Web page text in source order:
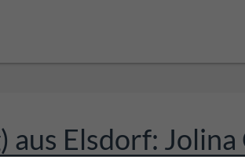
aus Elsdorf: Jolina